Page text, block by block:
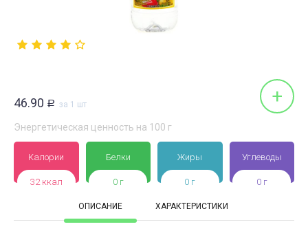
46.90 Р за 1 шт +
Энергетическая ценность на 100 г
Калории
32 ккал
Белки
0 г
Жиры
0 г
Углеводы
0 г
ОПИСАНИЕ ХАРАКТЕРИСТИКИ